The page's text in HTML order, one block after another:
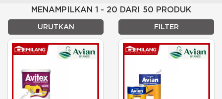
MENAMPILKAN 1 - 20 DARI 50 PRODUK
URUTKAN FILTER